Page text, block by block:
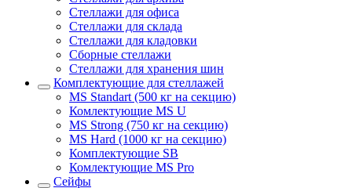
Стеллажи для офиса
Стеллажи для склада
Стеллажи для кладовки
Сборные стеллажи
Стеллажи для хранения шин
Комплектующие для стеллажей
MS Standart (500 кг на секцию)
Комлектующие MS U
MS Strong (750 кг на секцию)
MS Hard (1000 кг на секцию)
Комплектующие SB
Комлектующие MS Pro
Сейфы